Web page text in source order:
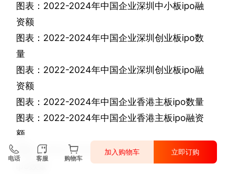
图表： 2022-2024年中国企业深圳中小板ipo融
资额
图表： 2022-2024年中国企业深圳创业板ipo数
量
图表： 2022-2024年中国企业深圳创业板ipo融
资额
图表： 2022-2024年中国企业香港主板ipo数量
图表： 2022-2024年中国企业香港主板ipo融资
额
图表：2022-2024
年中国企业纽约证券交易所
电话 客服 购物车
加入购物车 立即订购